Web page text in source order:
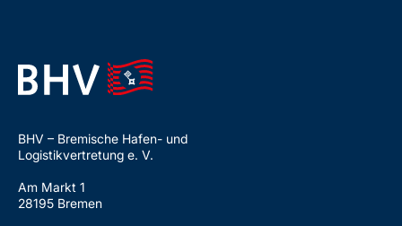
BHV – Bremische Hafen- und
Logistikvertretung e. V.
Am Markt 1
28195 Bremen